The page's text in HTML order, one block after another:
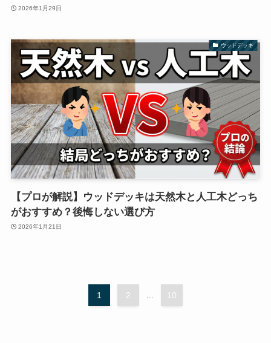
2026年1月29日
ウッドデッキ
【プロが解説】ウッドデッキは天然木と人工木どっち
がおすすめ？後悔しない選び方
2026年1月21日
1 2 ... 10